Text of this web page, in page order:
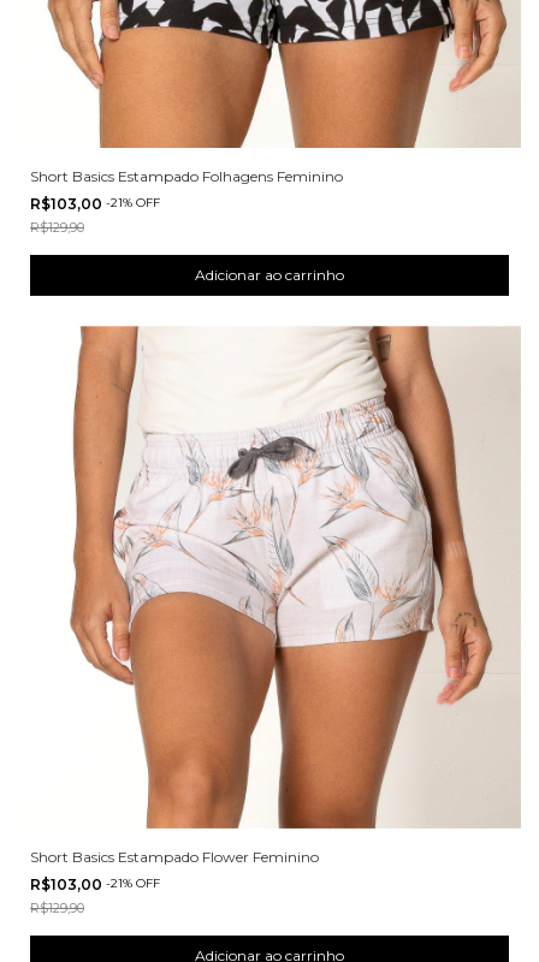
Short Basics Estampado Folhagens Feminino
R$103,00 -21% OFF
R$129,90
Short Basics Estampado Flower Feminino
R$103,00 -21% OFF
R$129,90